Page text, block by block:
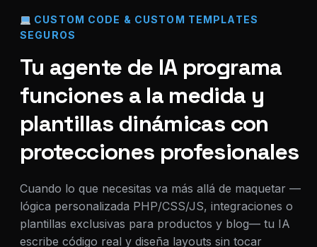
CUSTOM CODE & CUSTOM TEMPLATES
SEGUROS
Tu agente de IA programa
funciones a la medida y
plantillas dinámicas con
protecciones profesionales
Cuando lo que necesitas va más allá de maquetar —
lógica personalizada PHP/CSS/JS, integraciones o
plantillas exclusivas para productos y blog— tu IA
escribe código real y diseña layouts sin tocar